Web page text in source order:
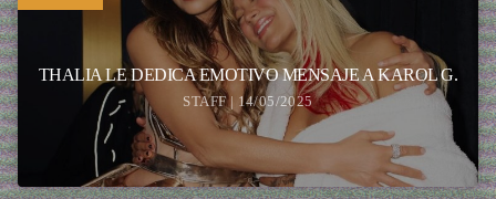
THALIA LE DEDICA EMOTIVO MENSAJE A KAROL G.
STAFF | 14/05/2025